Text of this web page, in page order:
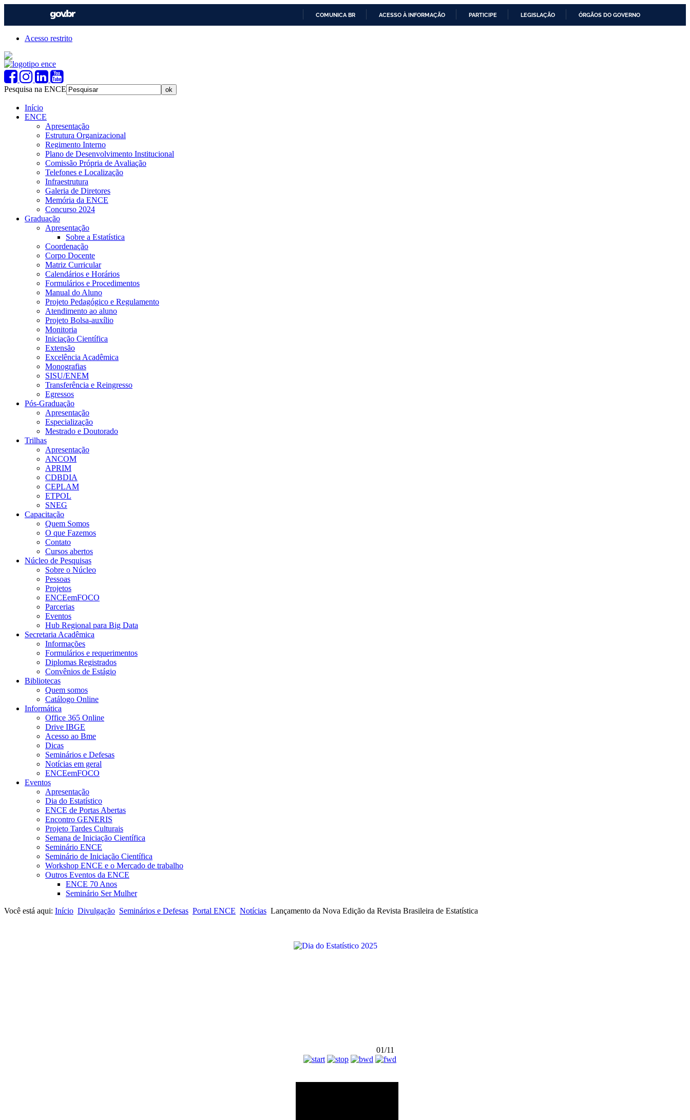
COMUNICA BR ACESSO À INFORMAÇÃO PARTICIPE LEGISLAÇÃO ÓRGÃOS DO GOVERNO
Acesso restrito
Pesquisa na ENCE
Início
ENCE
Apresentação
Estrutura Organizacional
Regimento Interno
Plano de Desenvolvimento Institucional
Comissão Própria de Avaliação
Telefones e Localização
Infraestrutura
Galeria de Diretores
Memória da ENCE
Concurso 2024
Graduação
Apresentação
Sobre a Estatística
Coordenação
Corpo Docente
Matriz Curricular
Calendários e Horários
Formulários e Procedimentos
Manual do Aluno
Projeto Pedagógico e Regulamento
Atendimento ao aluno
Projeto Bolsa-auxílio
Monitoria
Iniciação Científica
Extensão
Excelência Acadêmica
Monografias
SISU/ENEM
Transferência e Reingresso
Egressos
Pós-Graduação
Apresentação
Especialização
Mestrado e Doutorado
Trilhas
Apresentação
ANCOM
APRIM
CDBDIA
CEPLAM
ETPOL
SNEG
Capacitação
Quem Somos
O que Fazemos
Contato
Cursos abertos
Núcleo de Pesquisas
Sobre o Núcleo
Pessoas
Projetos
ENCEemFOCO
Parcerias
Eventos
Hub Regional para Big Data
Secretaria Acadêmica
Informações
Formulários e requerimentos
Diplomas Registrados
Convênios de Estágio
Bibliotecas
Quem somos
Catálogo Online
Informática
Office 365 Online
Drive IBGE
Acesso ao Bme
Dicas
Seminários e Defesas
Notícias em geral
ENCEemFOCO
Eventos
Apresentação
Dia do Estatístico
ENCE de Portas Abertas
Encontro GENERIS
Projeto Tardes Culturais
Semana de Iniciação Científica
Seminário ENCE
Seminário de Iniciação Científica
Workshop ENCE e o Mercado de trabalho
Outros Eventos da ENCE
ENCE 70 Anos
Seminário Ser Mulher
Você está aqui: Início Divulgação Seminários e Defesas Portal ENCE Notícias Lançamento da Nova Edição da Revista Brasileira de Estatística
01/11